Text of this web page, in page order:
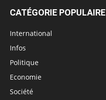
CATÉGORIE POPULAIRE
International
Infos
Politique
Economie
Société